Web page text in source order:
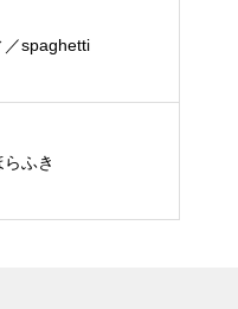
／spaghetti
ふき